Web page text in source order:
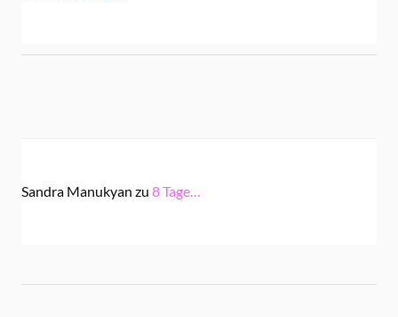
Sandra Manukyan zu 8 Tage…